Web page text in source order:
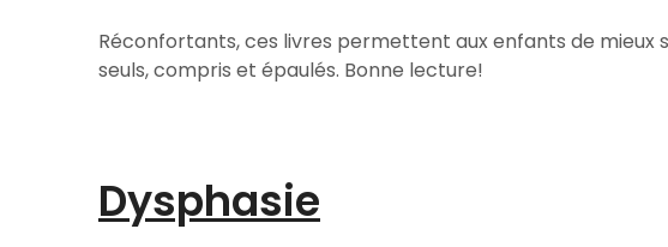
Réconfortants, ces livres permettent aux enfants de mieux
seuls, compris et épaulés. Bonne lecture!
Dysphasie